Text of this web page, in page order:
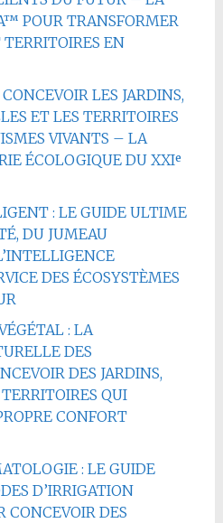
POUR TRANSFORMER
TERRITOIRES EN
LES JARDINS,
ET LES TERRITOIRES
VIVANTS – LA
ÉCOLOGIQUE DU XXIᵉ
: LE GUIDE ULTIME
DU JUMEAU
DES ÉCOSYSTÈMES
: LA
DES
DES JARDINS,
QUI
CONFORT
: LE GUIDE
D’IRRIGATION
DES